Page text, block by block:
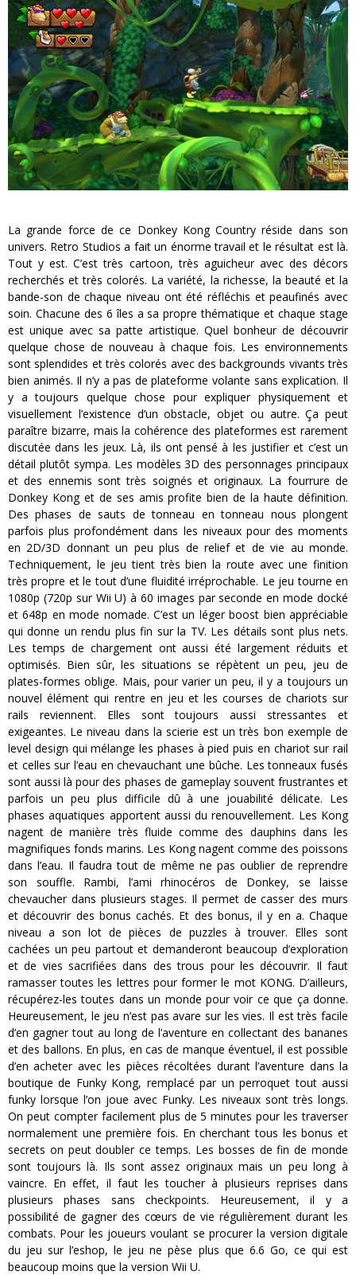
La grande force de ce Donkey Kong Country réside dans son
univers. Retro Studios a fait un énorme travail et le résultat est là.
Tout y est. C’est très cartoon, très aguicheur avec des décors
recherchés et très colorés. La variété, la richesse, la beauté et la
bande-son de chaque niveau ont été réfléchis et peaufinés avec
soin. Chacune des 6 îles a sa propre thématique et chaque stage
est unique avec sa patte artistique. Quel bonheur de découvrir
quelque chose de nouveau à chaque fois. Les environnements
sont splendides et très colorés avec des backgrounds vivants très
bien animés. Il n’y a pas de plateforme volante sans explication. Il
y a toujours quelque chose pour expliquer physiquement et
visuellement l’existence d’un obstacle, objet ou autre. Ça peut
paraître bizarre, mais la cohérence des plateformes est rarement
discutée dans les jeux. Là, ils ont pensé à les justifier et c’est un
détail plutôt sympa. Les modèles 3D des personnages principaux
et des ennemis sont très soignés et originaux. La fourrure de
Donkey Kong et de ses amis profite bien de la haute définition.
Des phases de sauts de tonneau en tonneau nous plongent
parfois plus profondément dans les niveaux pour des moments
en 2D/3D donnant un peu plus de relief et de vie au monde.
Techniquement, le jeu tient très bien la route avec une finition
très propre et le tout d’une fluidité irréprochable. Le jeu tourne en
1080p (720p sur Wii U) à 60 images par seconde en mode docké
et 648p en mode nomade. C’est un léger boost bien appréciable
qui donne un rendu plus fin sur la TV. Les détails sont plus nets.
Les temps de chargement ont aussi été largement réduits et
optimisés. Bien sûr, les situations se répètent un peu, jeu de
plates-formes oblige. Mais, pour varier un peu, il y a toujours un
nouvel élément qui rentre en jeu et les courses de chariots sur
rails reviennent. Elles sont toujours aussi stressantes et
exigeantes. Le niveau dans la scierie est un très bon exemple de
level design qui mélange les phases à pied puis en chariot sur rail
et celles sur l’eau en chevauchant une bûche. Les tonneaux fusés
sont aussi là pour des phases de gameplay souvent frustrantes et
parfois un peu plus difficile dû à une jouabilité délicate. Les
phases aquatiques apportent aussi du renouvellement. Les Kong
nagent de manière très fluide comme des dauphins dans les
magnifiques fonds marins. Les Kong nagent comme des poissons
dans l’eau. Il faudra tout de même ne pas oublier de reprendre
son souffle. Rambi, l’ami rhinocéros de Donkey, se laisse
chevaucher dans plusieurs stages. Il permet de casser des murs
et découvrir des bonus cachés. Et des bonus, il y en a. Chaque
niveau a son lot de pièces de puzzles à trouver. Elles sont
cachées un peu partout et demanderont beaucoup d’exploration
et de vies sacrifiées dans des trous pour les découvrir. Il faut
ramasser toutes les lettres pour former le mot KONG. D’ailleurs,
récupérez-les toutes dans un monde pour voir ce que ça donne.
Heureusement, le jeu n’est pas avare sur les vies. Il est très facile
d’en gagner tout au long de l’aventure en collectant des bananes
et des ballons. En plus, en cas de manque éventuel, il est possible
d’en acheter avec les pièces récoltées durant l’aventure dans la
boutique de Funky Kong, remplacé par un perroquet tout aussi
funky lorsque l’on joue avec Funky. Les niveaux sont très longs.
On peut compter facilement plus de 5 minutes pour les traverser
normalement une première fois. En cherchant tous les bonus et
secrets on peut doubler ce temps. Les bosses de fin de monde
sont toujours là. Ils sont assez originaux mais un peu long à
vaincre. En effet, il faut les toucher à plusieurs reprises dans
plusieurs phases sans checkpoints. Heureusement, il y a
possibilité de gagner des cœurs de vie régulièrement durant les
combats. Pour les joueurs voulant se procurer la version digitale
du jeu sur l’eshop, le jeu ne pèse plus que 6.6 Go, ce qui est
beaucoup moins que la version Wii U.